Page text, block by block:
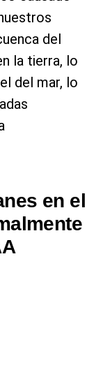
del
la tierra, lo
del mar, lo
en el